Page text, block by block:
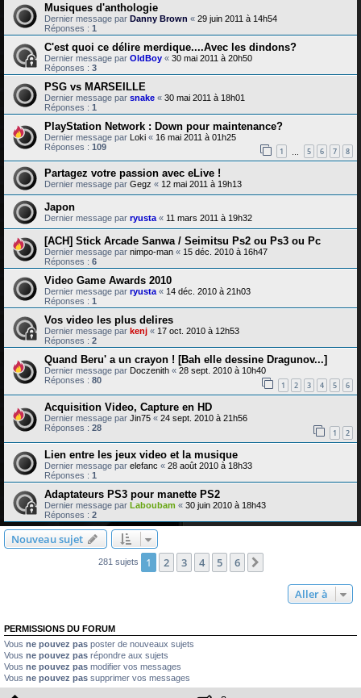
Musiques d'anthologie
Dernier message par Danny Brown « 29 juin 2011 à 14h54
Réponses : 1
C'est quoi ce délire merdique....Avec les dindons?
Dernier message par OldBoy « 30 mai 2011 à 20h50
Réponses : 3
PSG vs MARSEILLE
Dernier message par snake « 30 mai 2011 à 18h01
Réponses : 1
PlayStation Network : Down pour maintenance?
Dernier message par Loki « 16 mai 2011 à 01h25
Réponses : 109 1 5 6 7 8
Partagez votre passion avec eLive !
Dernier message par Gegz « 12 mai 2011 à 19h13
Japon
Dernier message par ryusta« 11 mars 2011 à 19h32
[ACH] Stick Arcade Sanwa / Seimitsu Ps2 ou Ps3 ou Pc
Dernier message par nimpo-man « 15 déc. 2010 à 16h47
Réponses : 6
Video Game Awards 2010
Dernier message par ryusta« 14 déc. 2010 à 21h03
Réponses : 1
Vos video les plus delires
Dernier message par kenj « 17 oct. 2010 à 12h53
Réponses : 2
Quand Beru' a un crayon ! [Bah elle dessine Dragunov...]
Dernier message par Doczenith « 28 sept. 2010 à 10h40
Réponses : 80 1 2 3 4 5 6
Acquisition Video, Capture en HD
Dernier message par Jin75 « 24 sept. 2010 à 21h56
Réponses : 28 1 2
Lien entre les jeux video et la musique
Dernier message par elefanc « 28 août 2010 à 18h33
Réponses : 1
Adaptateurs PS3 pour manette PS2
Dernier message par Laboubam « 30 juin 2010 à 18h43
Réponses : 2
Nouveau sujet
281 sujets 1 2 3 4 5 6
Aller à
PERMISSIONS DU FORUM
Vous ne pouvez pas poster de nouveaux sujets
Vous ne pouvez pas répondre aux sujets
Vous ne pouvez pas modifier vos messages
Vous ne pouvez pas supprimer vos messages